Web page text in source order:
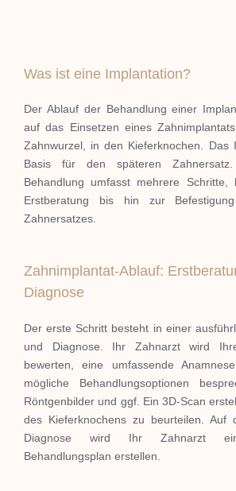
Was ist eine Implantation?
Der Ablauf der Behandlung einer
auf das Einsetzen eines
Zahnwurzel, in den Kieferknochen. Das
Basis für den späteren
Behandlung umfasst mehrere Schritte,
Erstberatung bis hin zur
Zahnersatzes.
Zahnimplantat-Ablauf:
Diagnose
Der erste Schritt besteht in einer
und Diagnose. Ihr Zahnarzt wird
bewerten, eine umfassende
mögliche Behandlungsoptionen
Röntgenbilder und ggf. Ein 3D-Scan
des Kieferknochens zu beurteilen. Auf
Diagnose wird Ihr Zahnarzt
Behandlungsplan erstellen.